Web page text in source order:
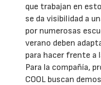
que trabajan en
se da visibilidad a
por numerosas
verano deben
para hacer frente a
Para la compañía,
COOL buscan